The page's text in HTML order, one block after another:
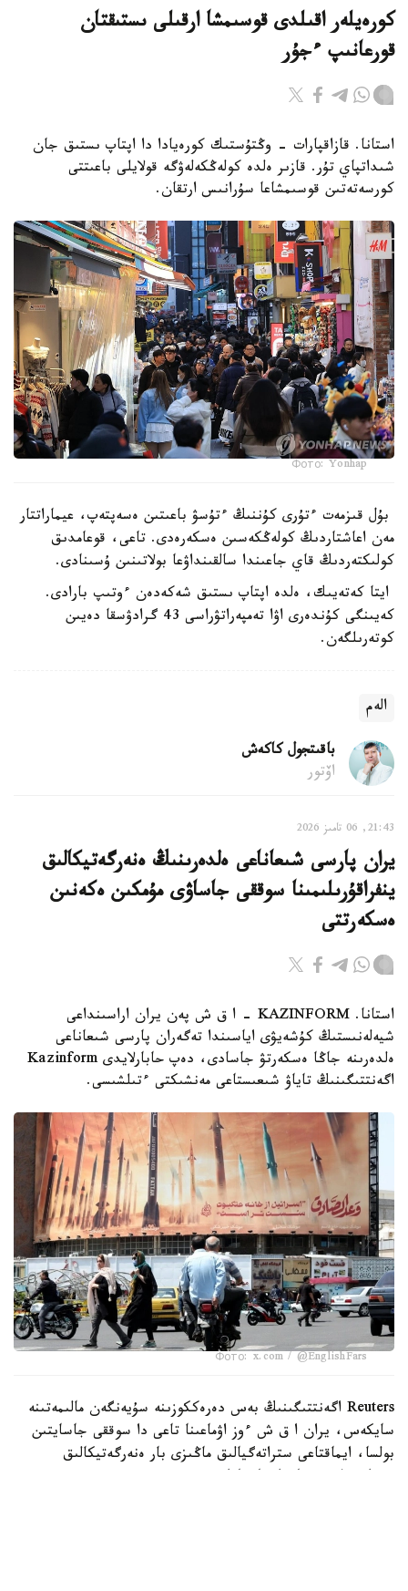
كورەيلەر اقىلدى قوسىمشا ارقىلى ىستىقتان
قورعانىپ ءجۇر
استانا. قازاقپارات - وڭتۇستىك كورەيادا دا اپتاپ ىستىق جان
شىداتپاي تۇر. قازىر ەلدە كولەڭكەلەۋگە قولايلى باعىتتى
كورسەتەتىن قوسىمشاعا سۇرانىس ارتقان.
Фото: Yonhap
بۇل قىزمەت ءتۇرى كۇننىڭ ءتۇسۋ باعىتىن ەسەپتەپ، عيماراتتار
مەن اعاشتاردىڭ كولەڭكەسىن ەسكەرەدى. تاعى، قوعامدىق
كولىكتەردىڭ قاي جاعىندا سالقىنداۋعا بولاتىنىن ۇسىنادى.
ايتا كەتەيىك، ەلدە اپتاپ ىستىق شەكەدەن ءوتىپ بارادى.
كەيىنگى كۇندەرى اۋا تەمپەراتۋراسى 43 گرادۋسقا دەيىن
كوتەرىلگەن.
الەم
باقىتجول كاكەش
اۆتور
21:43, 06 تامىز 2026
يران پارسى شىعاناعى ەلدەرىنىڭ ەنەرگەتيكالىق
ينفراقۇرىلىمىنا سوققى جاساۋى مۇمكىن ەكەنىن
ەسكەرتتى
استانا. KAZINFORM - ا ق ش پەن يران اراسىنداعى
شيەلەنىستىڭ كۇشەيۋى اياسىندا تەگەران پارسى شىعاناعى
ەلدەرىنە جاڭا ەسكەرتۋ جاسادى، دەپ حابارلايدى Kazinform
اگەنتتىگىنىڭ تاياۋ شىعىستاعى مەنشىكتى ءتىلشىسى.
Фото: x.com / @EnglishFars
Reuters اگەنتتىگىنىڭ بەس دەرەككوزىنە سۇيەنگەن مالىمەتىنە
سايكەس، يران ا ق ش ءوز اۋماعىنا تاعى دا سوققى جاسايتىن
بولسا، ايماقتاعى ستراتەگيالىق ماڭىزى بار ەنەرگەتيكالىق